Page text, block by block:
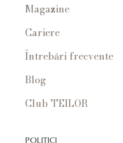
Magazine
Cariere
Întrebări frecvente
Blog
Club TEILOR
POLITICI